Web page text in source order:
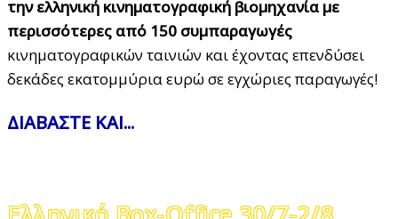
την ελληνική κινηματογραφική βιομηχανία με
περισσότερες από 150 συμπαραγωγές
κινηματογραφικών ταινιών και έχοντας επενδύσει
δεκάδες εκατομμύρια ευρώ σε εγχώριες παραγωγές!
ΔΙΑΒΑΣΤΕ ΚΑΙ...